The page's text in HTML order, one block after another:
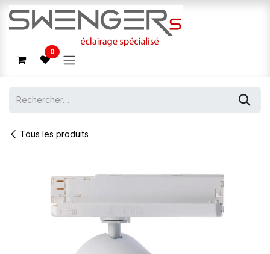
Se rendre au contenu
0
Tous les produits